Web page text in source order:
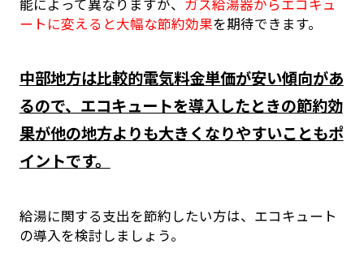
ートに変えると大幅な節約効果を期待できます。
中部地方は比較的電気料金単価が安い傾向があ
るので、エコキュートを導入したときの節約効
果が他の地方よりも大きくなりやすいこともポ
イントです。
給湯に関する支出を節約したい方は、エコキュート
の導入を検討しましょう。